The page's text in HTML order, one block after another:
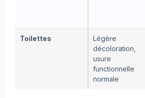
Toilettes
Légère
décoloration,
usure
functionnelle
normale